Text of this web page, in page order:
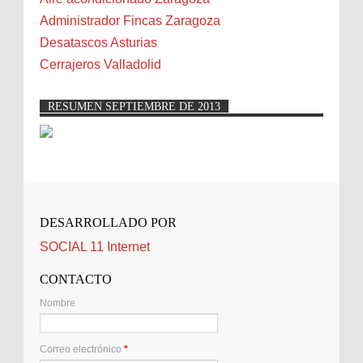
Name] for professional solutions. Highly
recommended!"
Camareta
Cáncer
Carmela Sauras
Cerrajeros
Cerramientos
Cinco Villas
CNAM
Comentarios de la afición
Administrador Fincas Zaragoza
Desatascos Asturias
Cerrajeros Valladolid
RESUMEN SEPTIEMBRE DE 2013
DESARROLLADO POR
SOCIAL 11 Internet
CONTACTO
Nombre
Correo electrónico *